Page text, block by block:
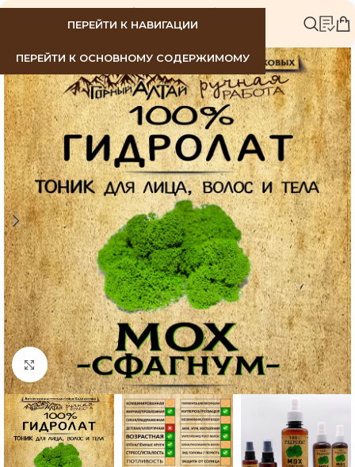
ПЕРЕЙТИ К НАВИГАЦИИ
ПЕРЕЙТИ К ОСНОВНОМУ СОДЕРЖИМОМУ
Нажмите, чтобы увеличить